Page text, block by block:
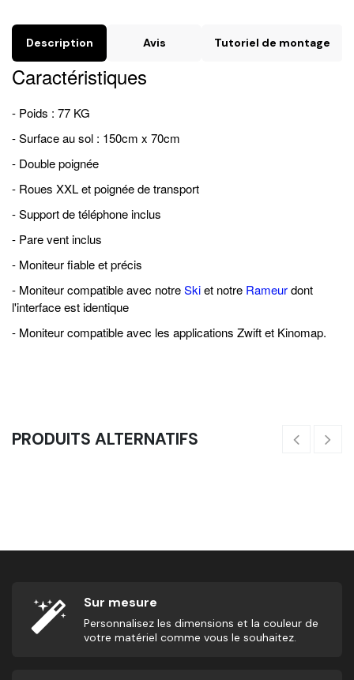
Description Avis Tutoriel de montage
Caractéristiques
- Poids : 77 KG
- Surface au sol : 150cm x 70cm
- Double poignée
- Roues XXL et poignée de transport
- Support de téléphone inclus
- Pare vent inclus
- Moniteur fiable et précis
- Moniteur compatible avec notreSkiet notre Rameurdont
l'interface est identique
- Moniteur compatible avec les applications Zwift et Kinomap.
PRODUITS ALTERNATIFS
Sur mesure
Personnalisez les dimensions et la couleur de
votre matériel comme vous le souhaitez.